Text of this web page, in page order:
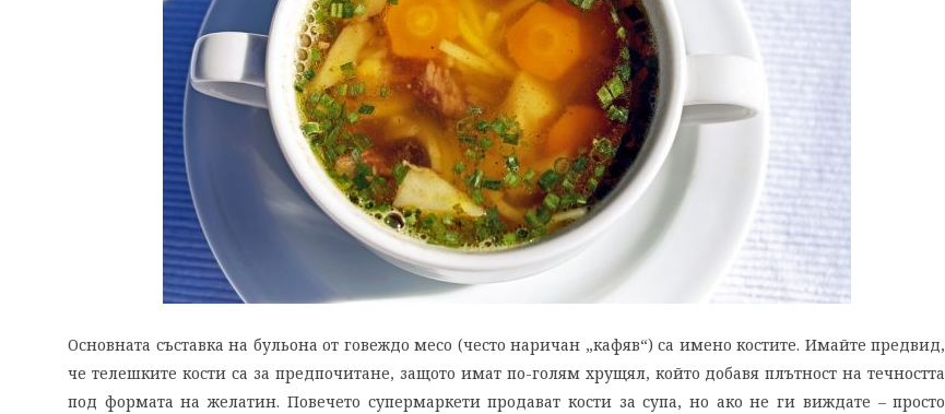
Основната съставка на бульона от говеждо месо (често наричан „кафяв“) са имено костите. Имайте предвид,
че телешките кости са за предпочитане, защото имат по-голям хрущял, който добавя плътност на течността
под формата на желатин. Повечето супермаркети продават кости за супа, но ако не ги виждате – просто